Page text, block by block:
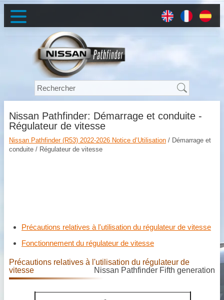
Nissan Pathfinder: Démarrage et conduite -
Régulateur de vitesse
Nissan Pathfinder (R53) 2022-2026 Notice d’Utilisation / Démarrage et
conduite / Régulateur de vitesse
Précautions relatives à l'utilisation du régulateur de vitesse
Fonctionnement du régulateur de vitesse
Précautions relatives à l'utilisation du régulateur de
vitesse
Nissan Pathfinder Fifth generation